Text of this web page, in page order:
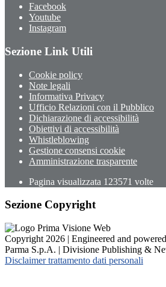
Facebook
Youtube
Instagram
Sezione Link Utili
Cookie policy
Note legali
Informativa Privacy
Ufficio Relazioni con il Pubblico
Dichiarazione di accessibilità
Obiettivi di accessibilità
Whistleblowing
Gestione consensi cookie
Amministrazione trasparente
Pagina visualizzata 123571 volte
Sezione Copyright
Copyright 2026 | Engineered and
Parma S.p.A. | Divisione Publishing &
Disclaimer trattamento dati personali